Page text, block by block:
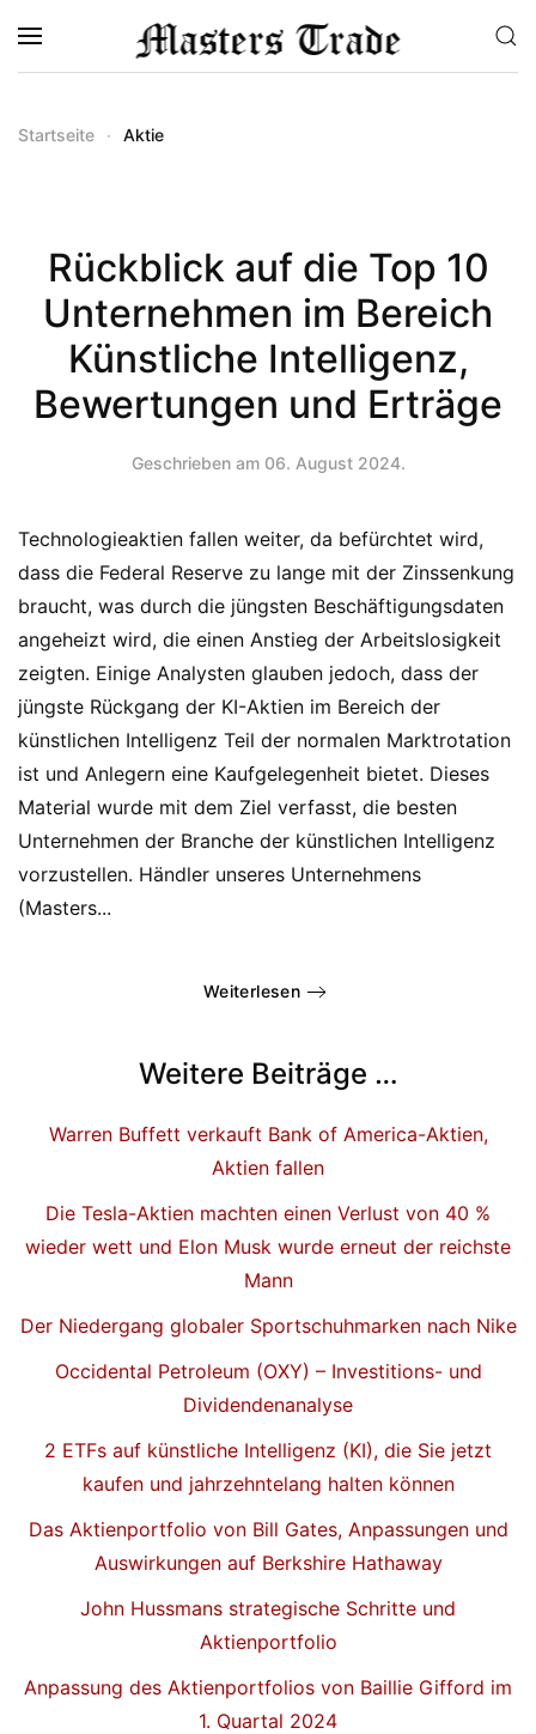
Zum Hauptinhalt springen
Startseite Aktie
Rückblick auf die Top 10
Unternehmen im Bereich
Künstliche Intelligenz,
Bewertungen und Erträge
Geschrieben am 06. August 2024.
Technologieaktien fallen weiter, da befürchtet wird,
dass die Federal Reserve zu lange mit der Zinssenkung
braucht, was durch die jüngsten Beschäftigungsdaten
angeheizt wird, die einen Anstieg der Arbeitslosigkeit
zeigten. Einige Analysten glauben jedoch, dass der
jüngste Rückgang der KI-Aktien im Bereich der
künstlichen Intelligenz Teil der normalen Marktrotation
ist und Anlegern eine Kaufgelegenheit bietet. Dieses
Material wurde mit dem Ziel verfasst, die besten
Unternehmen der Branche der künstlichen Intelligenz
vorzustellen. Händler unseres Unternehmens
(Masters...
Weiterlesen
Weitere Beiträge …
Warren Buffett verkauft Bank of America-Aktien,
Aktien fallen
Die Tesla-Aktien machten einen Verlust von 40 %
wieder wett und Elon Musk wurde erneut der reichste
Mann
Der Niedergang globaler Sportschuhmarken nach Nike
Occidental Petroleum (OXY) – Investitions- und
Dividendenanalyse
2 ETFs auf künstliche Intelligenz (KI), die Sie jetzt
kaufen und jahrzehntelang halten können
Das Aktienportfolio von Bill Gates, Anpassungen und
Auswirkungen auf Berkshire Hathaway
John Hussmans strategische Schritte und
Aktienportfolio
Anpassung des Aktienportfolios von Baillie Gifford im
1. Quartal 2024